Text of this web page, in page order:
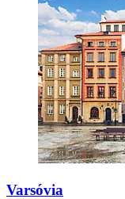
Varsóvia